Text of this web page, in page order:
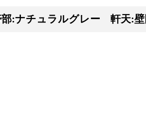
:ナチュラルグレー 軒天:壁